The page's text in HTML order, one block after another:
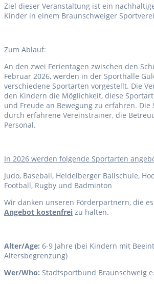
Ziel dieser Veranstaltung ist ein
Kinder in einem Braunschweiger
Zum Ablauf:
An den zwei Ferientagen zwischen den
Februar 2026, werden in der Sporthalle
verschiedene Sportarten vorgestellt. Die
den Kindern die Möglichkeit, diese
und Freude an Bewegung zu erfahren. Die
durch erfahrene Vereinstrainer, die
Personal.
In 2026 werden folgende Sportarten
Judo, Baseball, Heidelberger Ballschule,
Football, Rugby und Badminton
Wir danken unseren Förderpartnern, die
Angebot kostenfrei zu halten.
Alter/Age: 6-9 Jahre (bei Kindern mit
Altersbegrenzung)
Wer/Who: Stadtsportbund Braunschweig